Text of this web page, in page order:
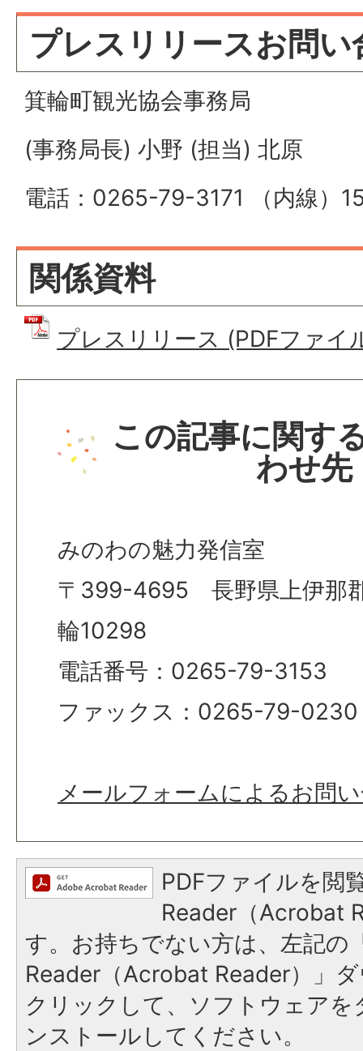
プレスリリースお問い
箕輪町観光協会事務局
(事務局長) 小野 (担当) 北原
電話：0265-79-3171 （内線）
関係資料
プレスリリース (PDFファイ
この記事に関す
わせ先
みのわの魅力発信室
〒399-4695 長野県上伊那
輪10298
電話番号：0265-79-3153
ファックス：0265-79-0230
メールフォームによるお問
PDFファイルを閲
Reader（Acrobat
す。お持ちでない方は、左記の
Reader（Acrobat Reader）」
クリックして、ソフトウェア
ンストールしてください。